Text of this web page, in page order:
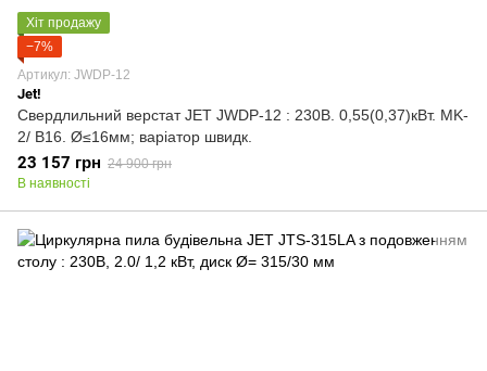
Хіт продажу
−7%
Артикул: JWDP-12
Jet!
Свердлильний верстат JET JWDP-12 : 230В. 0,55(0,37)кВт. MK-
2/ В16. Ø≤16мм; варіатор швидк.
23 157 грн 24 900 грн
В наявності